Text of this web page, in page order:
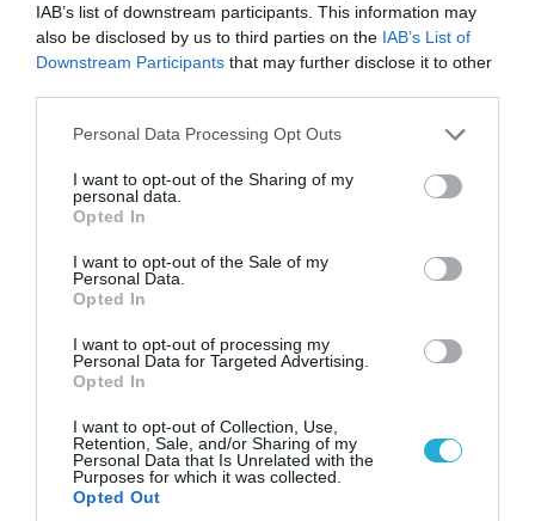
IAB’s list of downstream participants. This information may
also be disclosed by us to third parties on the IAB’s List of
Downstream Participants that may further disclose it to other
Please note that this website/app uses one or more Google
not limited to your visit or usage behaviour. You may click to
grant or deny consent to Google and its third-party tags to
use your data for below specified purposes in below Google
consent section.
Personal Data Processing Opt Outs
I want to opt-out of the Sharing of my
personal data.
Opted In
I want to opt-out of the Sale of my
Personal Data.
Opted In
I want to opt-out of processing my
Personal Data for Targeted Advertising.
Opted In
I want to opt-out of Collection, Use,
Retention, Sale, and/or Sharing of my
Personal Data that Is Unrelated with the
Purposes for which it was collected.
Opted Out
04.08.2026 | 12:02
O διευθυντής του OPEN προσπαθεί να τα
σε ρεπορτάζ για τις φωτιές